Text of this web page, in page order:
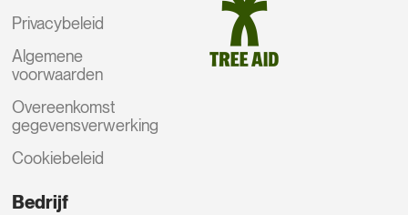
Privacybeleid
Algemene
voorwaarden
Overeenkomst
gegevensverwerking
Cookiebeleid
Bedrijf